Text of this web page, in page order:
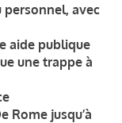
personnel, avec
aide publique
une trappe à
Rome jusqu’à